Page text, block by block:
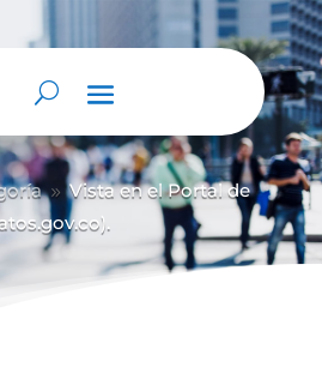
9 Vista en el Portal de